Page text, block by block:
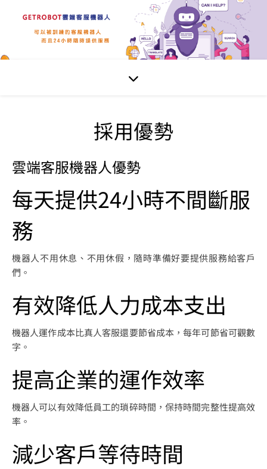
採用優勢
雲端客服機器人優勢
每天提供24小時不間斷服
務
機器人不用休息、不用休假，隨時準備好要提供服務給客戶
們。
有效降低人力成本支出
機器人運作成本比真人客服還要節省成本，每年可節省可觀數
字。
提高企業的運作效率
機器人可以有效降低員工的瑣碎時間，保持時間完整性提高效
率。
減少客戶等待時間